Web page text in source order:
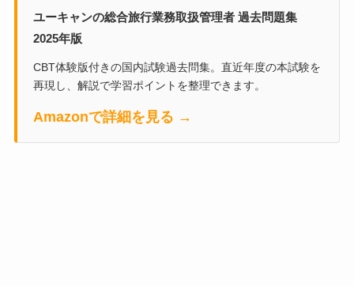
ユーキャンの総合旅行業務取扱管理者 過去問題集
2025年版
CBT体験版付きの国内試験過去問集。直近年度の本試験を
再現し、解説で学習ポイントを整理できます。
Amazonで詳細を見る →